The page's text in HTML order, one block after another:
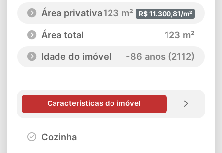
Área privativa123 m² R$ 11.300,81/m²
Área total
123 m²
Idade do imóvel
-86 anos (2112)
Características do imóvel
Cozinha